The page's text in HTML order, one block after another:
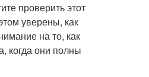
проверить этот
уверены, как
на то, как
когда они полны